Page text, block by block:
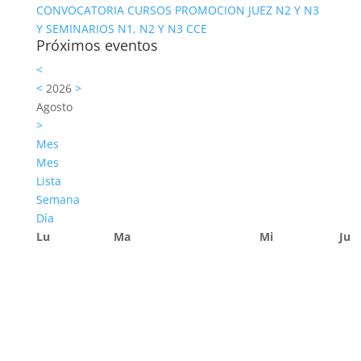
CONVOCATORIA CURSOS PROMOCION JUEZ N2 Y N3
Y SEMINARIOS N1, N2 Y N3 CCE
Próximos eventos
<
<2026 >
Agosto
>
Mes
Mes
Lista
Semana
Día
Lu
Ma Mi Ju